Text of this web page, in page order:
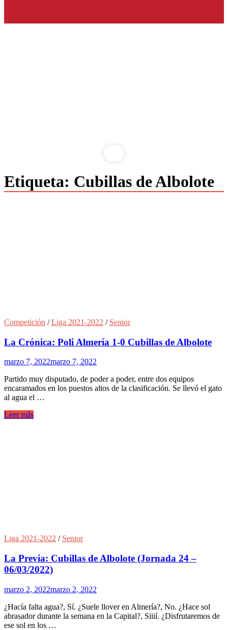
Etiqueta: Cubillas de Albolote
Competición /Liga 2021-2022 / Senior
La Crónica: Poli Almería 1-0 Cubillas de Albolote
marzo 7, 2022marzo 7, 2022
Partido muy disputado, de poder a poder, entre dos equipos
encaramados en los puestos altos de la clasificación. Se llevó el gato
al agua el …
Leer más
Liga 2021-2022 / Senior
La Previa: Cubillas de Albolote (Jornada 24 –
06/03/2022)
marzo 2, 2022marzo 2, 2022
¿Hacía falta agua?, Sí. ¿Suele llover en Almería?, No. ¿Hace sol
abrasador durante la semana en la Capital?, Siiií. ¿Disfrutaremos de
ese sol en los …